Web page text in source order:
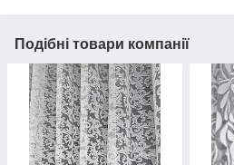
Подібні товари компанії